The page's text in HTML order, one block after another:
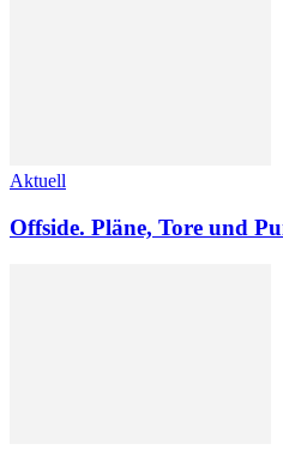
Aktuell
Offside. Pläne, Tore und